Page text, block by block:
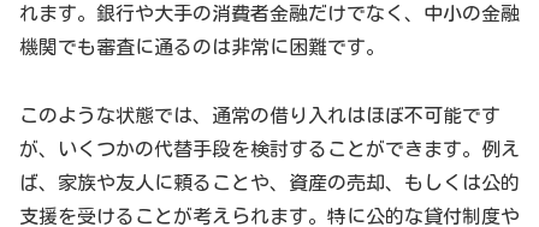
れます。銀行や大手の消費者金融だけでなく、中小の金融
機関でも審査に通るのは非常に困難です。
このような状態では、通常の借り入れはほぼ不可能です
が、いくつかの代替手段を検討することができます。例え
ば、家族や友人に頼ることや、資産の売却、もしくは公的
支援を受けることが考えられます。特に公的な貸付制度や